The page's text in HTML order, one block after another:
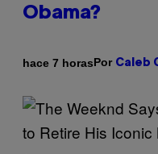
Obama?
hace 7 horasPor Caleb